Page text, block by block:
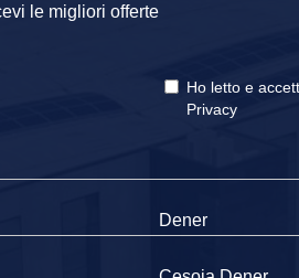
le migliori offerte
Ho letto e
Privacy
Dener